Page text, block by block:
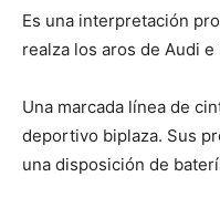
Es una interpretación
realza los aros de Audi
Una marcada línea de
deportivo biplaza. Sus
una disposición de